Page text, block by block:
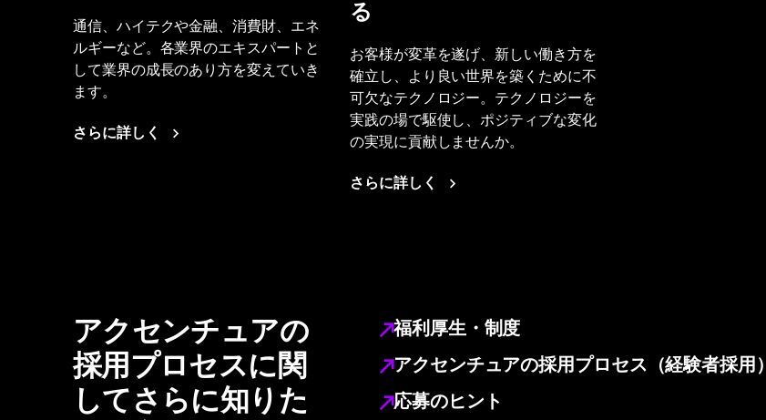
通信、ハイテクや金融、消費財、エネ
ルギーなど。各業界のエキスパートと
して業界の成長のあり方を変えていき
ます。
さらに詳しく
る
お客様が変革を遂げ、新しい働き方を
確立し、より良い世界を築くために不
可欠なテクノロジー。テクノロジーを
実践の場で駆使し、ポジティブな変化
の実現に貢献しませんか。
さらに詳しく
アクセンチュアの
採用プロセスに関
してさらに知りた
福利厚生・制度
アクセンチュアの採用プロセス（経験者採用）
応募のヒント